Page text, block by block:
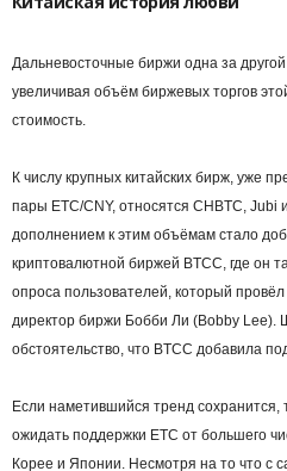
Дальневосточные биржи одна за
увеличивая объём биржевых торгов
стоимость.
К числу крупных китайских бирж, уже
пары ETC/CNY, относятся CHBTC,
дополнением к этим объёмам стало
криптовалютной биржей BTCC, где он
опроса пользователей, который
директор биржи Бобби Ли (Bobby Lee).
обстоятельство, что BTCC добавила
Если наметившийся тренд
ожидать поддержки ETC от большего
Корее и Японии. Несмотря на то что с